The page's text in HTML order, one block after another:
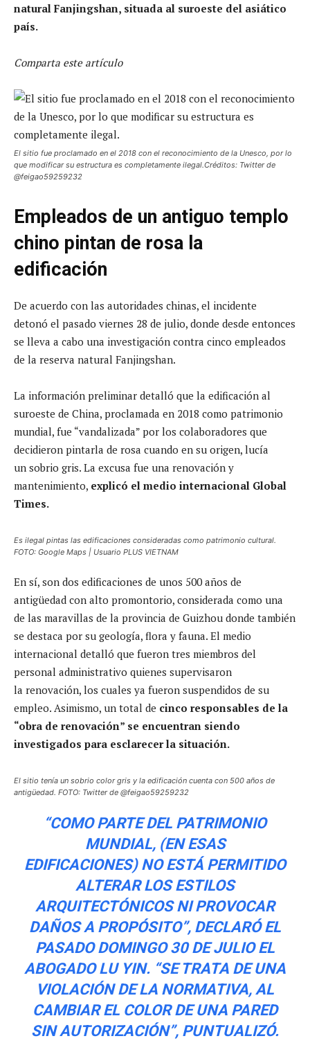
natural Fanjingshan, situada al suroeste del asiático
país.
Comparta este artículo
El sitio fue proclamado en el 2018 con el reconocimiento de la Unesco, por lo
que modificar su estructura es completamente ilegal.Créditos: Twitter de
@feigao59259232
Empleados de un antiguo templo
chino pintan de rosa la
edificación
De acuerdo con las autoridades chinas, el incidente
detonó el pasado viernes 28 de julio, donde desde entonces
se lleva a cabo una investigación contra cinco empleados
de la reserva natural Fanjingshan.
La información preliminar detalló que la edificación al
suroeste de China, proclamada en 2018 como patrimonio
mundial, fue “vandalizada” por los colaboradores que
decidieron pintarla de rosa cuando en su origen, lucía
un sobrio gris. La excusa fue una renovación y
mantenimiento, explicó el medio internacional Global
Times.
Es ilegal pintas las edificaciones consideradas como patrimonio cultural.
FOTO: Google Maps | Usuario PLUS VIETNAM
En sí, son dos edificaciones de unos 500 años de
antigüedad con alto promontorio, considerada como una
de las maravillas de la provincia de Guizhou donde también
se destaca por su geología, flora y fauna. El medio
internacional detalló que fueron tres miembros del
personal administrativo quienes supervisaron
la renovación, los cuales ya fueron suspendidos de su
empleo. Asimismo, un total de cinco responsables de la
“obra de renovación” se encuentran siendo
investigados para esclarecer la situación.
El sitio tenía un sobrio color gris y la edificación cuenta con 500 años de
antigüedad. FOTO: Twitter de @feigao59259232
“COMO PARTE DEL PATRIMONIO
MUNDIAL, (EN ESAS
EDIFICACIONES) NO ESTÁ PERMITIDO
ALTERAR LOS ESTILOS
ARQUITECTÓNICOS NI PROVOCAR
DAÑOS A PROPÓSITO”, DECLARÓ EL
PASADO DOMINGO 30 DE JULIO EL
ABOGADO LU YIN. “SE TRATA DE UNA
VIOLACIÓN DE LA NORMATIVA, AL
CAMBIAR EL COLOR DE UNA PARED
SIN AUTORIZACIÓN”, PUNTUALIZÓ.